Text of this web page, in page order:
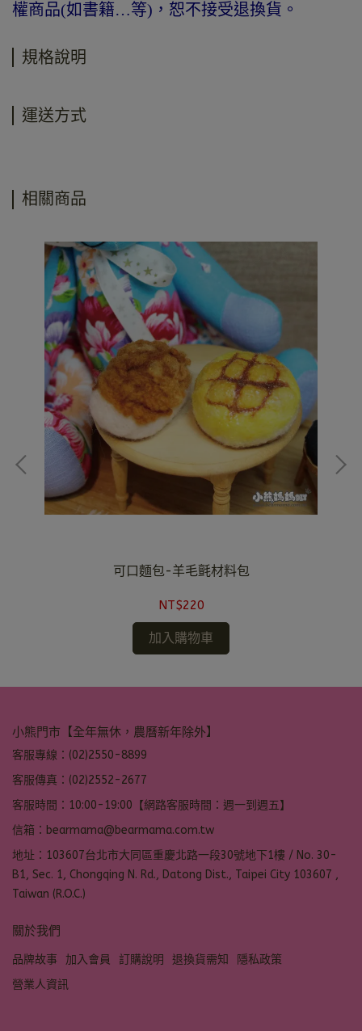
權商品(如書籍…等)，恕不接受退換貨。
規格說明
運送方式
相關商品
可口麵包-羊毛氈材料包
NT$220
加入購物車
小熊門市【全年無休，農曆新年除外】
客服專線：(02)2550-8899
客服傳真：(02)2552-2677
客服時間：10:00-19:00【網路客服時間：週一到週五】
信箱：bearmama@bearmama.com.tw
地址：103607台北市大同區重慶北路一段30號地下1樓 / No. 30-
B1, Sec. 1, Chongqing N. Rd., Datong Dist., Taipei City 103607 ,
Taiwan (R.O.C.)
關於我們
品牌故事 加入會員 訂購說明 退換貨需知
隱私政策
營業人資訊